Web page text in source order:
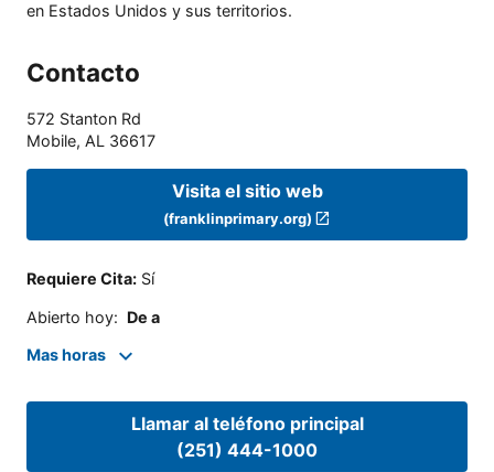
en Estados Unidos y sus territorios.
Contacto
572 Stanton Rd
Mobile, AL 36617
Visita el sitio web
(franklinprimary.org)
Requiere Cita: Sí
Abierto hoy: De a
Mas horas
Llamar al teléfono principal
(251) 444-1000